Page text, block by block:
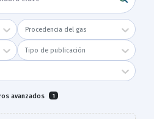
Procedencia del gas
Tipo de publicación
avanzados 1